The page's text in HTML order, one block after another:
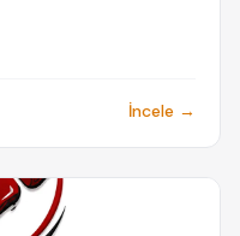
İncele →